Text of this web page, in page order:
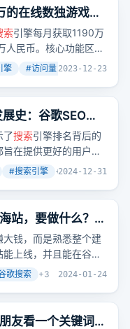
链接到重要内容也是
在线数独游戏网
获取1190万访问量
索引擎每月获取1190万
人民币。核心功能区的
流量的关键。
擎 #访问量 +3
2023-12-23
史：谷歌SEO优
了搜索引擎排名背后的
在提供更好的用户体
的PageRank到现代期
#搜索引擎 +2
2024-12-31
海站，要做什么？要
钱，而是熟悉整个建
上线，并且能在谷歌
成功了。
歌搜索 +3 2024-01-24
朋友看一个关键词是